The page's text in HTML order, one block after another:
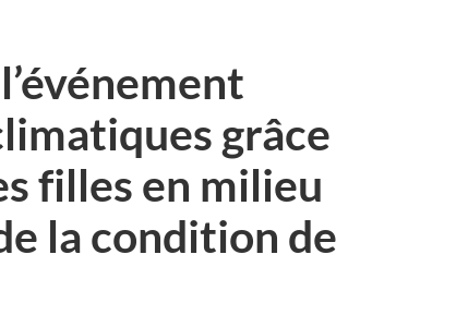
grâce
filles en milieu
la condition de